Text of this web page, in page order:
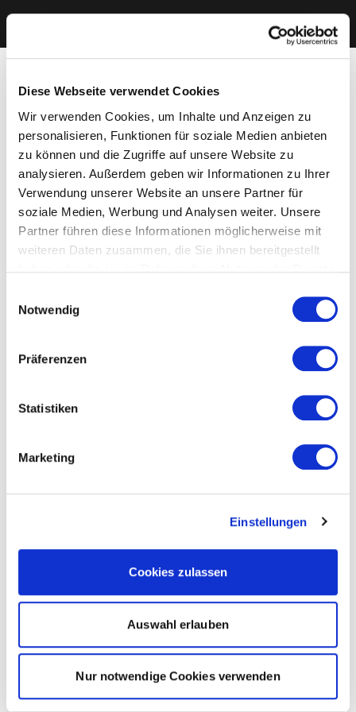
Diese Webseite verwendet Cookies
Wir verwenden Cookies, um Inhalte und Anzeigen zu
personalisieren, Funktionen für soziale Medien anbieten
zu können und die Zugriffe auf unsere Website zu
analysieren. Außerdem geben wir Informationen zu Ihrer
Verwendung unserer Website an unsere Partner für
soziale Medien, Werbung und Analysen weiter. Unsere
Partner führen diese Informationen möglicherweise mit
weiteren Daten zusammen, die Sie ihnen bereitgestellt
Cookies, wenn Sie unsere Webseite weiterhin nutzen.
Notwendig
Präferenzen
Statistiken
Marketing
Einstellungen
Cookies zulassen
Auswahl erlauben
Nur notwendige Cookies verwenden